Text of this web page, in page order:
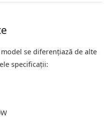
se diferențiază de alte
specificații: